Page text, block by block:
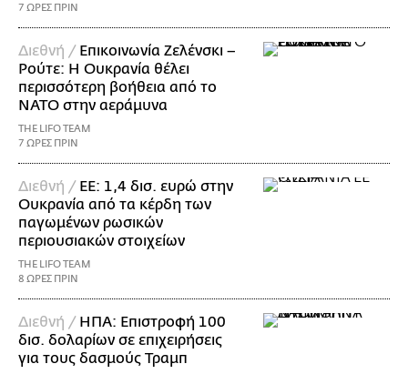
7 ΩΡΕΣ ΠΡΙΝ
Διεθνή / Επικοινωνία Ζελένσκι –
Ρούτε: Η Ουκρανία θέλει
περισσότερη βοήθεια από το
ΝΑΤΟ στην αεράμυνα
THE LIFO TEAM
7 ΩΡΕΣ ΠΡΙΝ
Διεθνή / ΕΕ: 1,4 δισ. ευρώ στην
Ουκρανία από τα κέρδη των
παγωμένων ρωσικών
περιουσιακών στοιχείων
THE LIFO TEAM
8 ΩΡΕΣ ΠΡΙΝ
Διεθνή / ΗΠΑ: Επιστροφή 100
δισ. δολαρίων σε επιχειρήσεις
για τους δασμούς Τραμπ